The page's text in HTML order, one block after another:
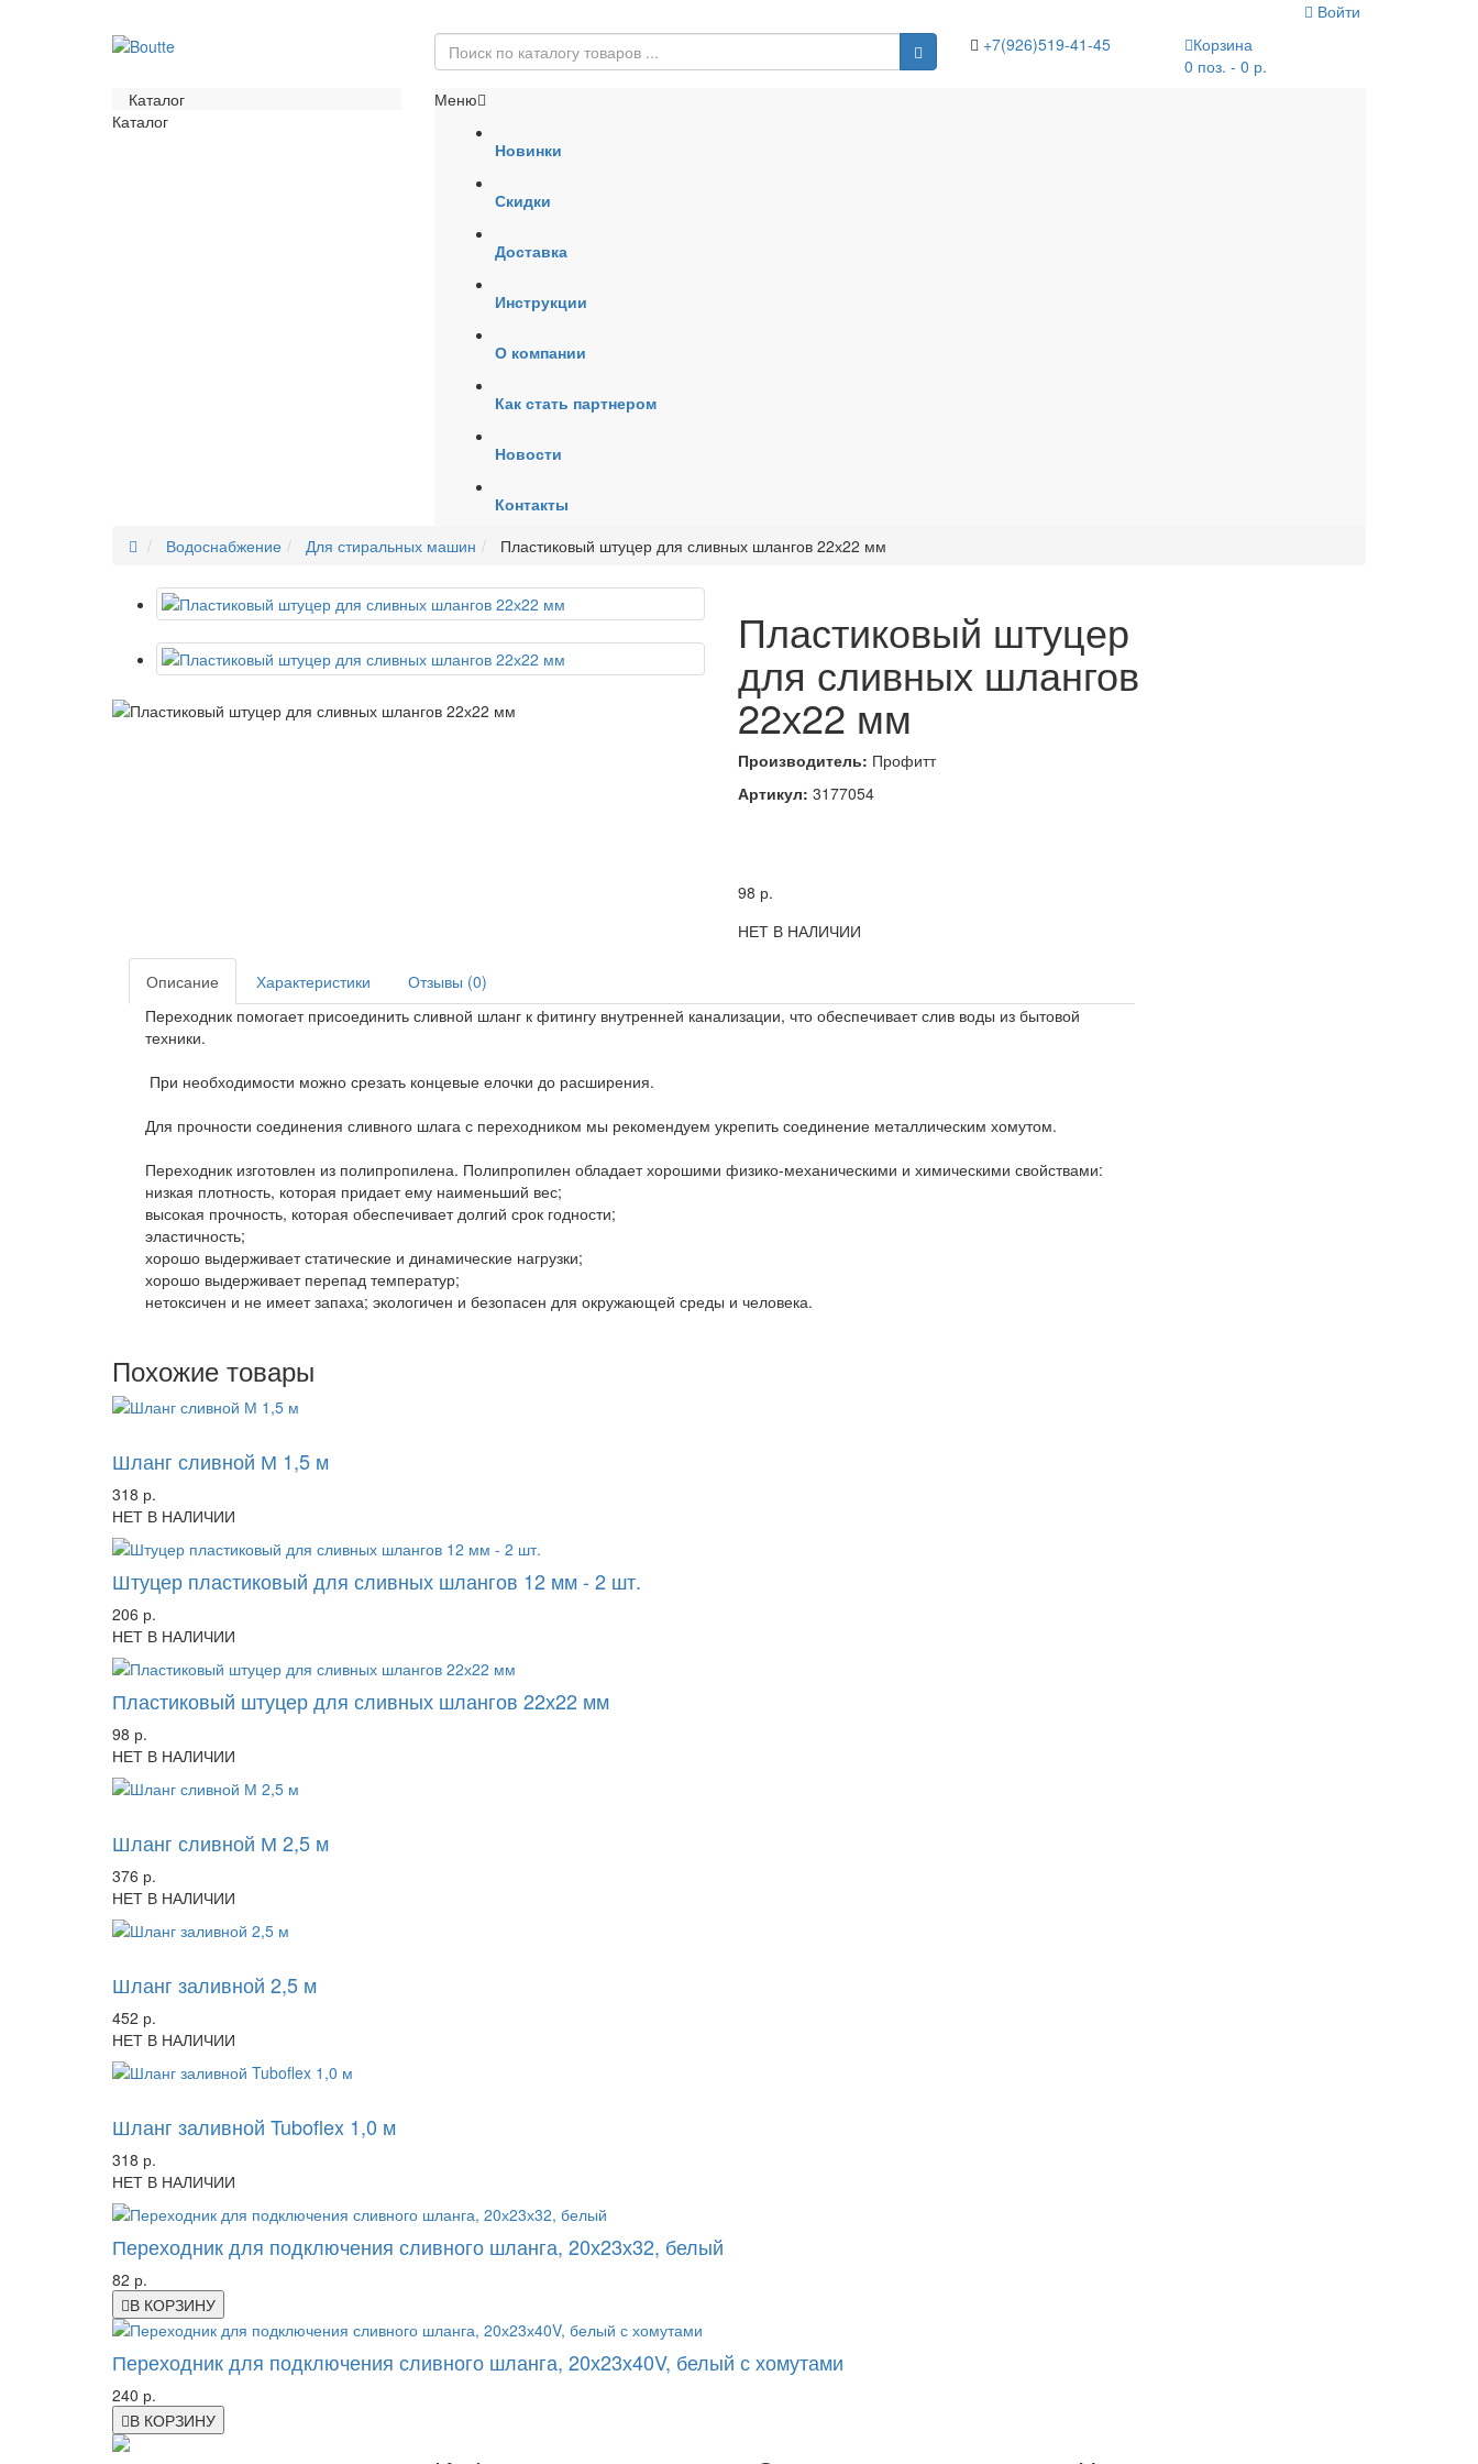
Войти
+7(926)519-41-45
Корзина
0 поз. - 0 р.
Каталог
Каталог
Меню
Новинки
Скидки
Доставка
Инструкции
О компании
Как стать партнером
Новости
Контакты
Водоснабжение
Для стиральных машин Пластиковый штуцер для сливных шлангов 22х22 мм
Пластиковый штуцер
для сливных шлангов
22х22 мм
Производитель: Профитт
Артикул: 3177054
98 р.
НЕТ В НАЛИЧИИ
Описание Характеристики
Отзывы (0)
Переходник помогает присоединить сливной шланг к фитингу внутренней канализации, что обеспечивает слив воды из бытовой
техники.
При необходимости можно срезать концевые елочки до расширения.
Для прочности соединения сливного шлага с переходником мы рекомендуем укрепить соединение металлическим хомутом.
Переходник изготовлен из полипропилена. Полипропилен обладает хорошими физико-механическими и химическими свойствами:
низкая плотность, которая придает ему наименьший вес;
высокая прочность, которая обеспечивает долгий срок годности;
эластичность;
хорошо выдерживает статические и динамические нагрузки;
хорошо выдерживает перепад температур;
нетоксичен и не имеет запаха; экологичен и безопасен для окружающей среды и человека.
Похожие товары
Шланг сливной М 1,5 м
318 р.
НЕТ В НАЛИЧИИ
Штуцер пластиковый для сливных шлангов 12 мм - 2 шт.
206 р.
НЕТ В НАЛИЧИИ
Пластиковый штуцер для сливных шлангов 22х22 мм
98 р.
НЕТ В НАЛИЧИИ
Шланг сливной М 2,5 м
376 р.
НЕТ В НАЛИЧИИ
Шланг заливной 2,5 м
452 р.
НЕТ В НАЛИЧИИ
Шланг заливной Tuboflex 1,0 м
318 р.
НЕТ В НАЛИЧИИ
Переходник для подключения сливного шланга, 20х23х32, белый
82 р.
В КОРЗИНУ
Переходник для подключения сливного шланга, 20х23х40V, белый с хомутами
240 р.
В КОРЗИНУ